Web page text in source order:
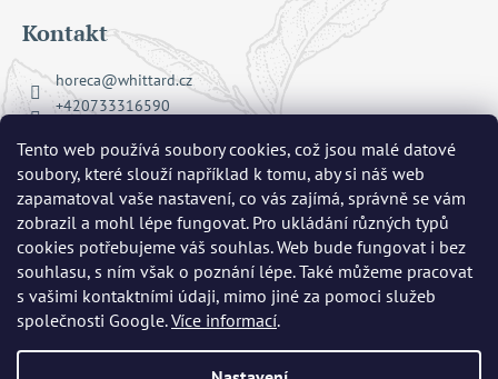
Tento web používá soubory cookies, což jsou malé datové
soubory, které slouží například k tomu, aby si náš web
zapamatoval vaše nastavení, co vás zajímá, správně se vám
zobrazil a mohl lépe fungovat. Pro ukládání různých typů
cookies potřebujeme váš souhlas. Web bude fungovat i bez
souhlasu, s ním však o poznání lépe. Také můžeme pracovat
s vašimi kontaktními údaji, mimo jiné za pomoci služeb
společnosti Google.Více informací.
Kontakt
horeca@whittard.cz
+420733316590
whittard_cz
Přijímáme online platby